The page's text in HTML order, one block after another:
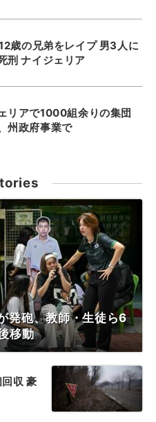
歳の兄弟をレイプ 男3人に
刑 ナイジェリア
リアで1000組余りの集団
州政府事業で
発砲、教師・生徒ら6
移動
収 豪